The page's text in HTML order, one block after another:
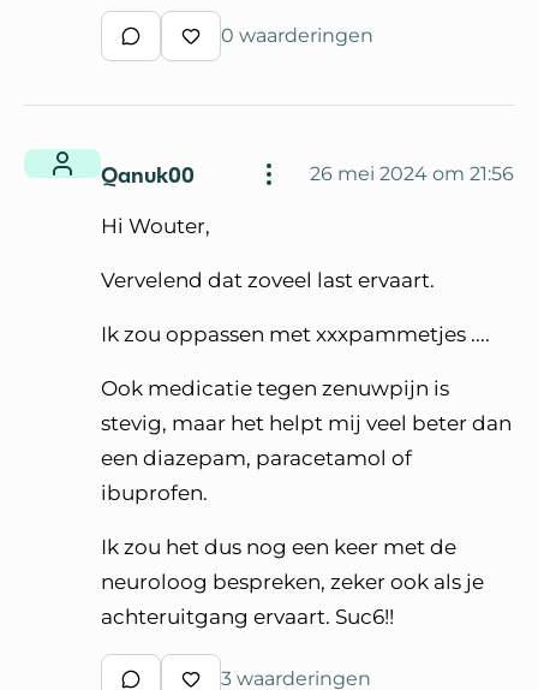
Schrijf een reactie
Waardeer reactie
0 waarderingen
Qanuk00 26 mei 2024 om 21:56
Hi Wouter,
Vervelend dat zoveel last ervaart.
Ik zou oppassen met xxxpammetjes ....
Ook medicatie tegen zenuwpijn is
stevig, maar het helpt mij veel beter dan
een diazepam, paracetamol of
ibuprofen.
Ik zou het dus nog een keer met de
neuroloog bespreken, zeker ook als je
achteruitgang ervaart. Suc6!!
3 waarderingen